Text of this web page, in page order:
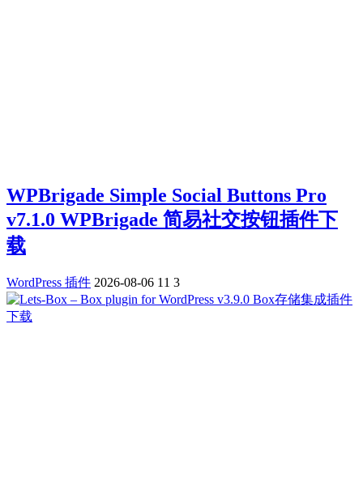
WPBrigade Simple Social Buttons Pro
v7.1.0 WPBrigade 简易社交按钮插件下
载
WordPress 插件 2026-08-06 11 3